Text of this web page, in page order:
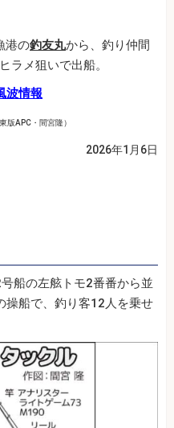
港の釣友丸から、釣り仲間
ラメ狙いで出船。
波情報
版APC・間宮隆）
2026年1月6日
船の左舷トモ2番番から並
操船で、釣り客12人を乗せ